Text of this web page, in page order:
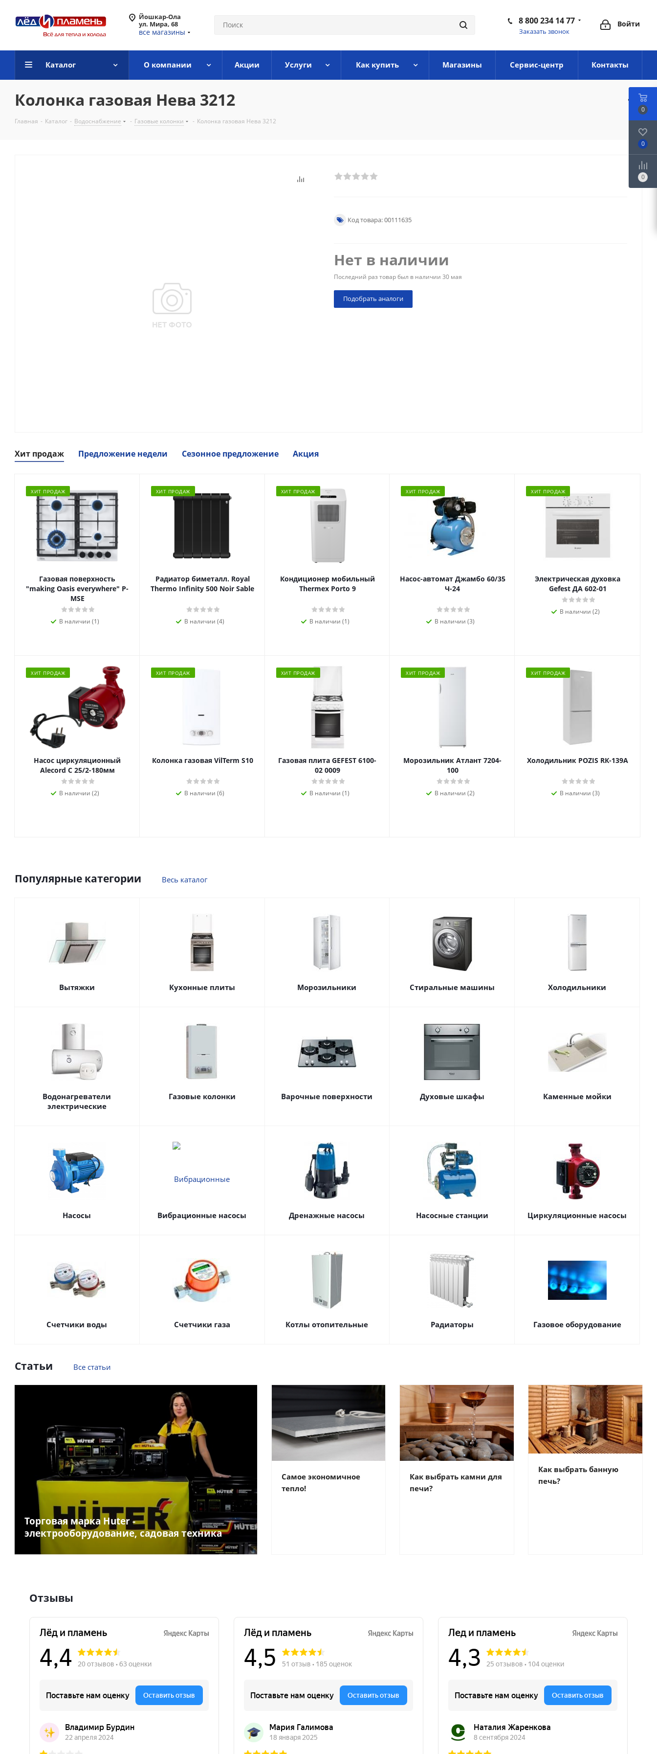
Йошкар-Ола
ул. Мира, 68
все магазины
Войти
8 800 234 14 77
Заказать звонок
Каталог О компании Акции Услуги Как купить Магазины Сервис-центр Контакты
Колонка газовая Нева 3212
Главная - Каталог - Водоснабжение - Газовые колонки - Колонка газовая Нева 3212
Код товара: 00111635
Нет в наличии
Последний раз товар был в наличии 30 мая
Подобрать аналоги
Хит продаж Предложение недели Сезонное предложение Акция
ХИТ ПРОДАЖ
Газовая поверхность
"making Oasis everywhere" P-
MSE
В наличии (1)
ХИТ ПРОДАЖ
Радиатор биметалл. Royal
Thermo Infinity 500 Noir Sable
В наличии (4)
ХИТ ПРОДАЖ
Кондиционер мобильный
Thermex Porto 9
В наличии (1)
ХИТ ПРОДАЖ
Насос-автомат Джамбо 60/35
Ч-24
В наличии (3)
ХИТ ПРОДАЖ
Электрическая духовка
Gefest ДА 602-01
В наличии (2)
ХИТ ПРОДАЖ
Насос циркуляционный
Alecord C 25/2-180мм
В наличии (2)
ХИТ ПРОДАЖ
Колонка газовая VilTerm S10
В наличии (6)
ХИТ ПРОДАЖ
Газовая плита GEFEST 6100-
02 0009
В наличии (1)
ХИТ ПРОДАЖ
Морозильник Атлант 7204-
100
В наличии (2)
ХИТ ПРОДАЖ
Холодильник POZIS RК-139А
В наличии (3)
Популярные категории Весь каталог
Вытяжки Кухонные плиты Морозильники Стиральные машины Холодильники
Водонагреватели
электрические
Газовые колонки Варочные поверхности Духовые шкафы Каменные мойки
Насосы Вибрационные насосы Дренажные насосы Насосные станции Циркуляционные насосы
Счетчики воды Счетчики газа Котлы отопительные Радиаторы Газовое оборудование
Статьи Все статьи
Торговая марка Huter -
электрооборудование, садовая техника
Самое экономичное
тепло!
Как выбрать камни для
печи?
Как выбрать банную
печь?
Отзывы
0
0
0